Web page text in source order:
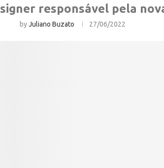
responsável pela
byJuliano Buzato 27/06/2022